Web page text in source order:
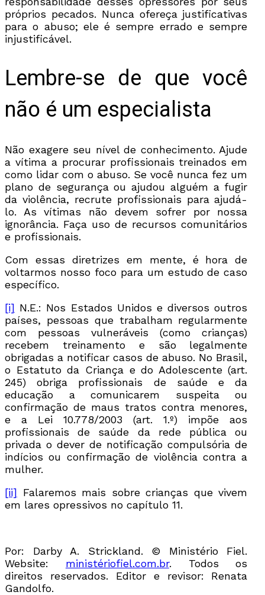
próprios pecados. Nunca ofereça justificativas
para o abuso; ele é sempre errado e sempre
injustificável.
Lembre-se de que você
não é um especialista
Não exagere seu nível de conhecimento. Ajude
a vítima a procurar profissionais treinados em
como lidar com o abuso. Se você nunca fez um
plano de segurança ou ajudou alguém a fugir
da violência, recrute profissionais para ajudá-
lo. As vítimas não devem sofrer por nossa
ignorância. Faça uso de recursos comunitários
e profissionais.
Com essas diretrizes em mente, é hora de
voltarmos nosso foco para um estudo de caso
específico.
[i] N.E.: Nos Estados Unidos e diversos outros
países, pessoas que trabalham regularmente
com pessoas vulneráveis (como crianças)
recebem treinamento e são legalmente
obrigadas a notificar casos de abuso. No Brasil,
o Estatuto da Criança e do Adolescente (art.
245) obriga profissionais de saúde e da
educação a comunicarem suspeita ou
confirmação de maus tratos contra menores,
e a Lei 10.778/2003 (art. 1.º) impõe aos
profissionais de saúde da rede pública ou
privada o dever de notificação compulsória de
indícios ou confirmação de violência contra a
mulher.
[ii] Falaremos mais sobre crianças que vivem
em lares opressivos no capítulo 11.
Por: Darby A. Strickland. ©️ Ministério Fiel.
Website: ministériofiel.com.br. Todos os
direitos reservados. Editor e revisor: Renata
Gandolfo.